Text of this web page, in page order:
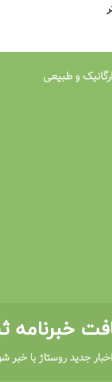
و طبیعی
خبرنامه
جدید روستاژ با خبر